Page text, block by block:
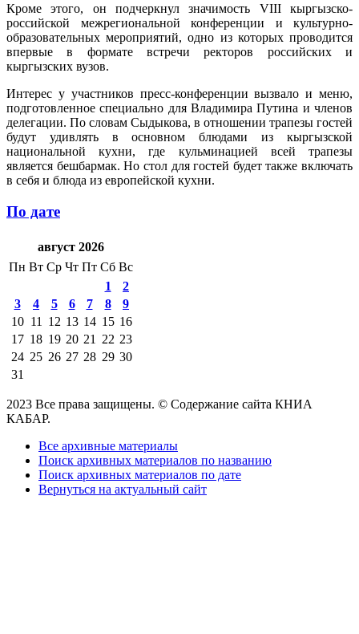
Кроме этого, он подчеркнул значимость VIII кыргызско-
российской межрегиональной конференции и культурно-
образовательных мероприятий, одно из которых проводится
впервые в формате встречи ректоров российских и
кыргызских вузов.
Интерес у участников пресс-конференции вызвало и меню,
подготовленное специально для Владимира Путина и членов
делегации. По словам Сыдыкова, в отношении трапезы гостей
будут удивлять в основном блюдами из кыргызской
национальной кухни, где кульминацией всей трапезы
является бешбармак. Но стол для гостей будет также включать
в себя и блюда из европейской кухни.
По дате
август 2026
Пн Вт Ср Чт Пт Сб Вс
1
2
3
4 5 6 7 8
9
10 11 12 13 14 15 16
17 18 19 20 21 22 23
24 25 26 27 28 29 30
31
2023 Все права защищены. © Содержание сайта КНИА
КАБАР.
Все архивные материалы
Поиск архивных материалов по названию
Поиск архивных материалов по дате
Вернуться на актуальный сайт